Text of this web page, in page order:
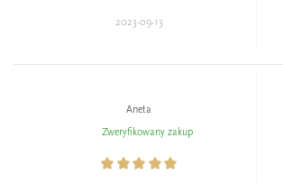
2023-09-13
Aneta
Zweryfikowany zakup